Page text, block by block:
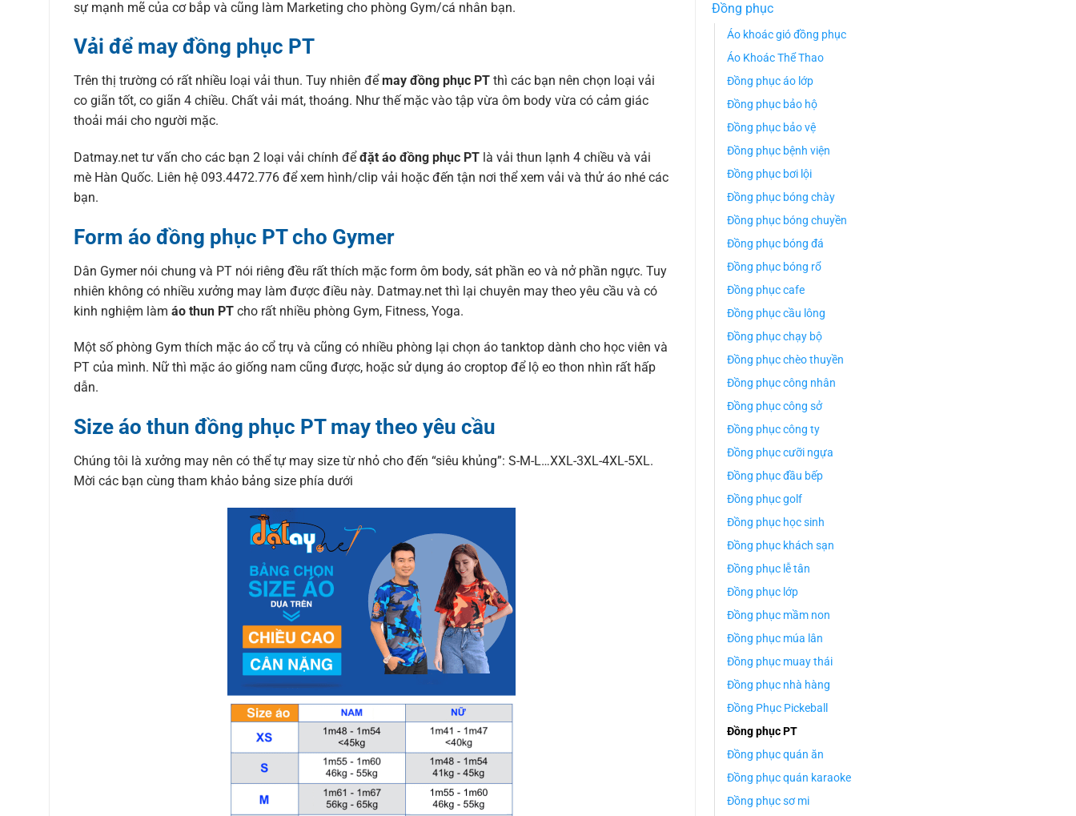
sự mạnh mẽ của cơ bắp và cũng làm Marketing cho phòng Gym/cá nhân bạn.
Vải để may đồng phục PT
Trên thị trường có rất nhiều loại vải thun. Tuy nhiên để may đồng phục PTthì các bạn nên chọn loại vải
co giãn tốt, co giãn 4 chiều. Chất vải mát, thoáng. Như thế mặc vào tập vừa ôm body vừa có cảm giác
thoải mái cho người mặc.
Datmay.net tư vấn cho các bạn 2 loại vải chính đểđặt áo đồng phục PT là vải thun lạnh 4 chiều và vải
mè Hàn Quốc. Liên hệ 093.4472.776 để xem hình/clip vải hoặc đến tận nơi thể xem vải và thử áo nhé các
bạn.
Form áo đồng phục PT cho Gymer
Dân Gymer nói chung và PT nói riêng đều rất thích mặc form ôm body, sát phần eo và nở phần ngực. Tuy
nhiên không có nhiều xưởng may làm được điều này. Datmay.net thì lại chuyên may theo yêu cầu và có
kinh nghiệm làm áo thun PTcho rất nhiều phòng Gym, Fitness, Yoga.
Một số phòng Gym thích mặc áo cổ trụ và cũng có nhiều phòng lại chọn áo tanktop dành cho học viên và
PT của mình. Nữ thì mặc áo giống nam cũng được, hoặc sử dụng áo croptop để lộ eo thon nhìn rất hấp
dẫn.
Size áo thun đồng phục PT may theo yêu cầu
Chúng tôi là xưởng may nên có thể tự may size từ nhỏ cho đến “siêu khủng”: S-M-L…XXL-3XL-4XL-5XL.
Mời các bạn cùng tham khảo bảng size phía dưới
Đồng phục
Áo khoác gió đồng phục
Áo Khoác Thể Thao
Đồng phục áo lớp
Đồng phục bảo hộ
Đồng phục bảo vệ
Đồng phục bệnh viện
Đồng phục bơi lội
Đồng phục bóng chày
Đồng phục bóng chuyền
Đồng phục bóng đá
Đồng phục bóng rổ
Đồng phục cafe
Đồng phục cầu lông
Đồng phục chạy bộ
Đồng phục chèo thuyền
Đồng phục công nhân
Đồng phục công sở
Đồng phục công ty
Đồng phục cưỡi ngựa
Đồng phục đầu bếp
Đồng phục golf
Đồng phục học sinh
Đồng phục khách sạn
Đồng phục lễ tân
Đồng phục lớp
Đồng phục mầm non
Đồng phục múa lân
Đồng phục muay thái
Đồng phục nhà hàng
Đồng Phục Pickeball
Đồng phục PT
Đồng phục quán ăn
Đồng phục quán karaoke
Đồng phục sơ mi